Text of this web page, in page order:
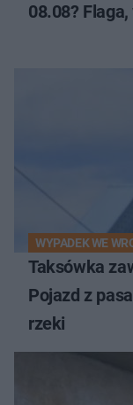
08.08?
WYPADEK WE
Taksówka
Pojazd z
rzeki